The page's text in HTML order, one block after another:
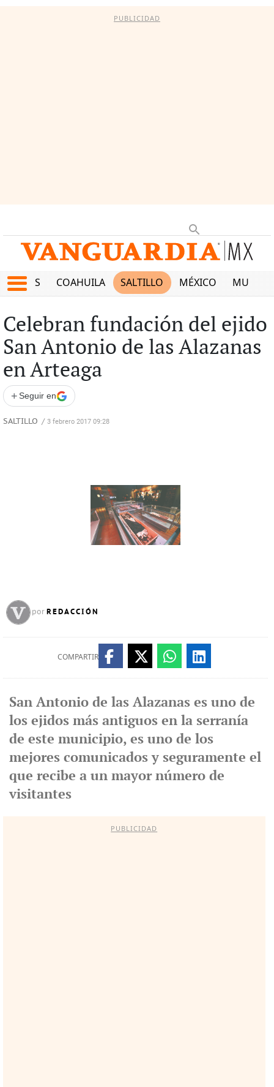
PUBLICIDAD
JUEGOS COAHUILA SALTILLO MÉXICO MUNDO
Celebran fundación del ejido
San Antonio de las Alazanas
en Arteaga
+ Seguir en
SALTILLO / 3 febrero 2017 09:28
por REDACCIÓN
COMPARTIR
San Antonio de las Alazanas es uno de
los ejidos más antiguos en la serranía
de este municipio, es uno de los
mejores comunicados y seguramente el
que recibe a un mayor número de
visitantes
PUBLICIDAD